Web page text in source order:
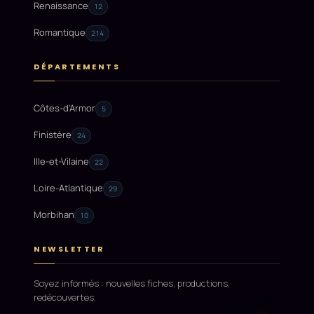
Renaissance 12
Romantique 214
DÉPARTEMENTS
Côtes-d'Armor 5
Finistère 24
Ille-et-Vilaine 22
Loire-Atlantique 29
Morbihan 10
NEWSLETTER
Soyez informés : nouvelles fiches, productions,
redécouvertes.